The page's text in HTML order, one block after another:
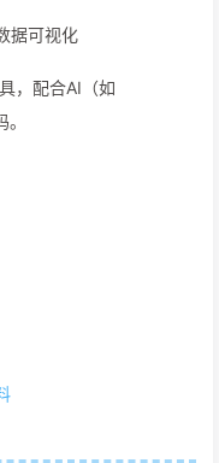
据可视化
，配合AI（如